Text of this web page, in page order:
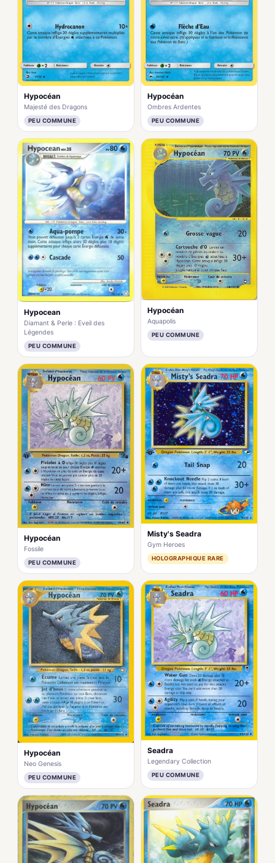
Hypocéan
Majesté des Dragons
PEU COMMUNE
Hypocéan
Ombres Ardentes
PEU COMMUNE
Hypocean
Diamant & Perle : Eveil des
Légendes
PEU COMMUNE
Hypocéan
Aquapolis
PEU COMMUNE
Hypocéan
Fossile
PEU COMMUNE
Misty's Seadra
Gym Heroes
HOLOGRAPHIQUE RARE
Hypocéan
Neo Genesis
PEU COMMUNE
Seadra
Legendary Collection
PEU COMMUNE